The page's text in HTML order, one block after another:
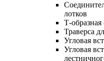
лотков
Т-образная
Траверса
Угловая
Угловая